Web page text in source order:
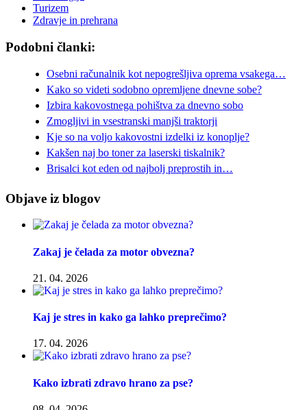
Turizem
Zdravje in prehrana
Podobni članki:
Osebni računalnik kot nepogrešljiva oprema vsakega…
Kako so videti sodobno opremljene dnevne sobe?
Izbira kakovostnega pohištva za dnevno sobo
Zmogljivi in vsestranski manjši traktorji
Kje so na voljo kakovostni izdelki iz konoplje?
Kakšen naj bo toner za laserski tiskalnik?
Brisalci kot eden od najbolj preprostih in…
Objave iz blogov
Zakaj je čelada za motor obvezna?
21. 04. 2026
Kaj je stres in kako ga lahko preprečimo?
17. 04. 2026
Kako izbrati zdravo hrano za pse?